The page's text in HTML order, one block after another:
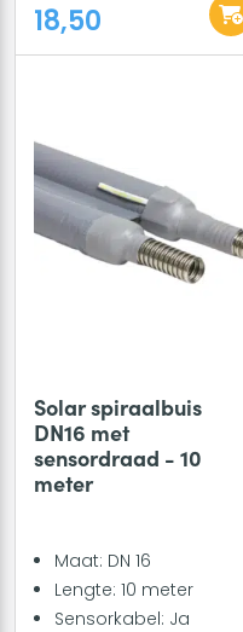
18,50
Solar spiraalbuis
DN16 met
sensordraad - 10
meter
Maat: DN 16
Lengte: 10 meter
Sensorkabel: Ja